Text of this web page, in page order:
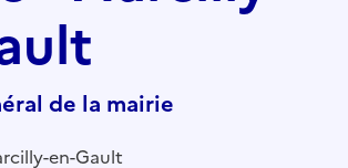
de la mairie
en-Gault